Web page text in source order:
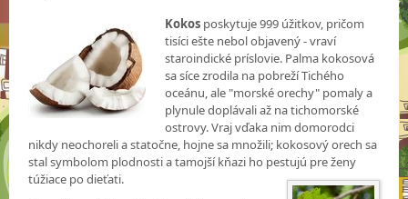
Kokos poskytuje 999 úžitkov, pričom
tisíci ešte nebol objavený - vraví
staroindické príslovie. Palma kokosová
sa síce zrodila na pobreží Tichého
oceánu, ale "morské orechy" pomaly a
plynule doplávali až na tichomorské
ostrovy. Vraj vďaka nim domorodci
nikdy neochoreli a statočne, hojne sa množili; kokosový orech sa
stal symbolom plodnosti a tamojší kňazi ho pestujú pre ženy
túžiace po dieťati.